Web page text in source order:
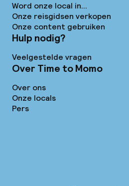
Word onze local in...
Onze reisgidsen verkopen
Onze content gebruiken
Hulp nodig?
Veelgestelde vragen
Over Time to Momo
Over ons
Onze locals
Pers